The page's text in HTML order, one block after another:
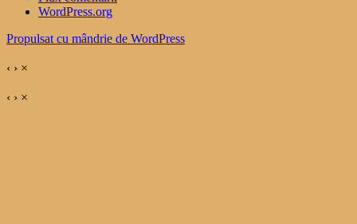
WordPress.org
Propulsat cu mândrie de WordPress
‹ › ×
‹ › ×